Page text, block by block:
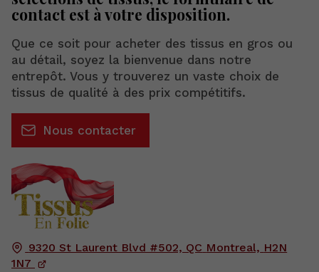
9320 St Laurent Blvd #502, QC Montreal, H2N
1N7
contact est à votre disposition.
Que ce soit pour acheter des tissus en gros ou
au détail, soyez la bienvenue dans notre
entrepôt. Vous y trouverez un vaste choix de
tissus de qualité à des prix compétitifs.
Nous contacter